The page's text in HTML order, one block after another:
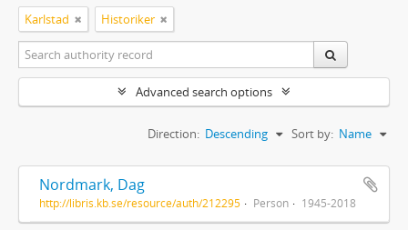
Karlstad Historiker
Advanced search options
Sort by: Name
Direction: Descending
Nordmark, Dag
http://libris.kb.se/resource/auth/212295 Person 1945-2018